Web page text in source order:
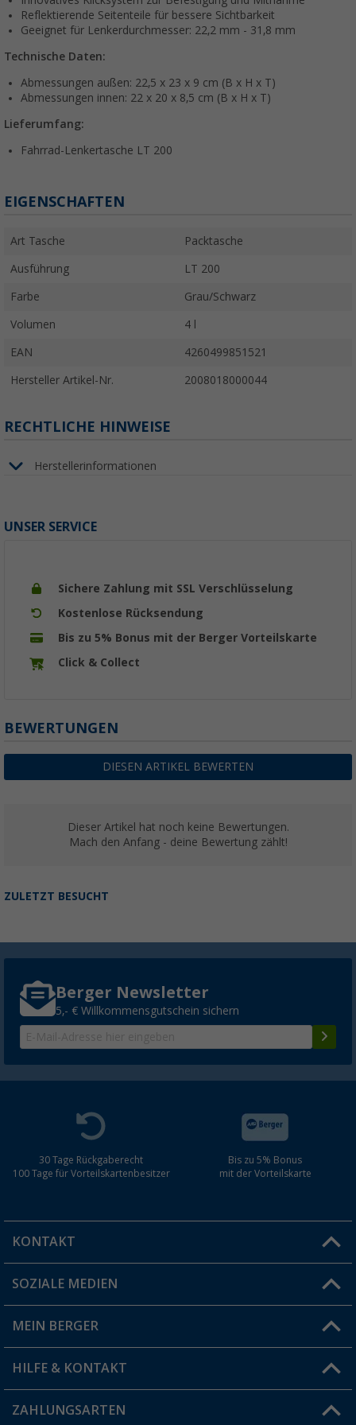
Reflektierende Seitenteile für bessere Sichtbarkeit
Geeignet für Lenkerdurchmesser: 22,2 mm - 31,8 mm
Technische Daten:
Abmessungen außen: 22,5 x 23 x 9 cm (B x H x T)
Abmessungen innen: 22 x 20 x 8,5 cm (B x H x T)
Lieferumfang:
Fahrrad-Lenkertasche LT 200
EIGENSCHAFTEN
Art Tasche Packtasche
Ausführung LT 200
Farbe Grau/Schwarz
Volumen 4 l
EAN 4260499851521
Hersteller Artikel-Nr. 2008018000044
RECHTLICHE HINWEISE
Herstellerinformationen
UNSER SERVICE
Sichere Zahlung mit SSL Verschlüsselung
Kostenlose Rücksendung
Bis zu 5% Bonus mit der Berger Vorteilskarte
Click & Collect
BEWERTUNGEN
DIESEN ARTIKEL BEWERTEN
Dieser Artikel hat noch keine Bewertungen.
Mach den Anfang - deine Bewertung zählt!
ZULETZT BESUCHT
Berger Newsletter
5,- € Willkommensgutschein sichern
30 Tage Rückgaberecht
100 Tage für Vorteilskartenbesitzer
Bis zu 5% Bonus
mit der Vorteilskarte
KONTAKT
Du hast eine Frage?
Filiale finden
SOZIALE MEDIEN
MEIN BERGER
Vorteilskarte
Blog
HILFE & KONTAKT
FAQ & Kontakt
ZAHLUNGSARTEN